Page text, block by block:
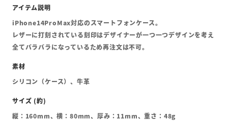
iPhone14ProMax対応のスマートフォンケース。
レザーに打刻されている刻印はデザイナーが一つ一つデザインを考え
全てバラバラになっているため再注文は不可。
シリコン（ケース）、牛革
縦：160mm、横：80mm、厚み：11mm、重さ：48g